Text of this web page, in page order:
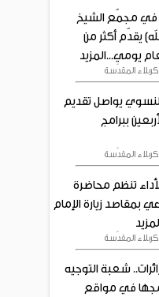
في مجمّع الشيخ
يقدّم أكثر من
المقدّسة
يواصل تقديم
ببرامج
المقدّسة
تنظم محاضرة
بمقاصد زيارة الإمام
المقدّسة
شعبة التوجيه
في مواقع